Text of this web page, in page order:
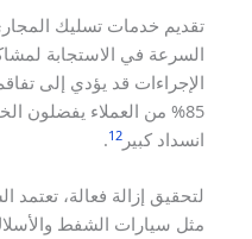
تقديم خدمات تسليك
السرعة في الاستجابة
الإجراءات قد يؤدي إلى
85% من العملاء يفضلون
انسداد كبير 12
.
لتحقيق إزالة فعالة،
مثل سيارات الشفط